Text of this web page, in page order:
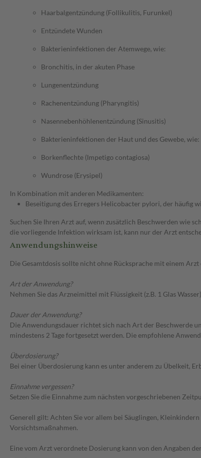
Haarbalgentzündung (Follikulitis, Furunkel)
Entzündete Wunden
Bakterieninfektionen der Atemwege, wie:
Bronchitis, in der akuten Phase
Lungenentzündung
Rachenentzündung (Pharyngitis)
Nasennebenhöhlenentzündung (Sinusitis)
Bakterieninfektionen der Haut und des Gewebe, wie:
Borkenflechte (Impetigo contagiosa)
Wundrose (Erysipel)
In Kombination mit anderen Medikamenten:
Beseitigung des Erregers Helicobacter pylori, der häufig
Suchen Sie Ihren Arzt auf, wenn zusätzlich Beschwerden wie
die vorliegende Infektion wirksam ist, kann nur der Arzt
Anwendungshinweise
Die Gesamtdosis sollte nicht ohne Rücksprache mit einem
Art der Anwendung?
Nehmen Sie das Arzneimittel mit Flüssigkeit (z.B. 1 Glas
Dauer der Anwendung?
Die Anwendungsdauer richtet sich nach Art der Beschwerde
mindestens 2 Tage fortgesetzt werden. Die empfohlene
Überdosierung?
Bei einer Überdosierung kann es unter anderem zu Übelkeit,
Einnahme vergessen?
Setzen Sie die Einnahme zum nächsten vorgeschriebenen
Generell gilt: Achten Sie vor allem bei Säuglingen,
Vorsichtsmaßnahmen.
Eine vom Arzt verordnete Dosierung kann von den Angaben